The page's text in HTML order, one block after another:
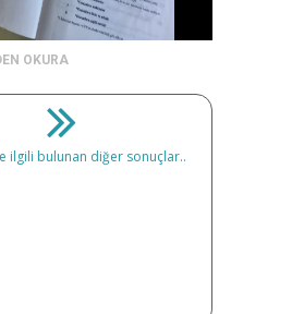
OKURA
ilgili bulunan diğer sonuçlar..